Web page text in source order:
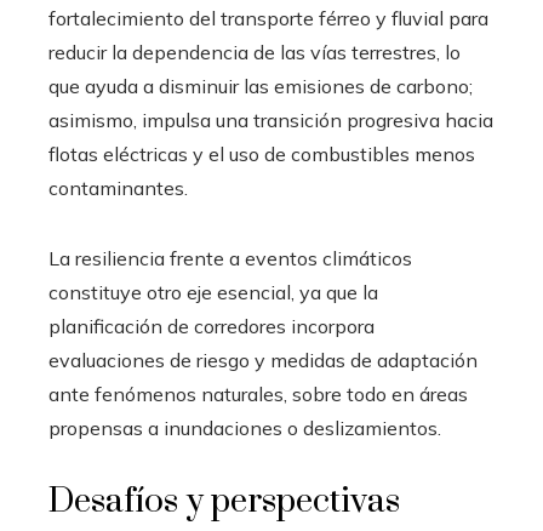
fortalecimiento del transporte férreo y fluvial para
reducir la dependencia de las vías terrestres, lo
que ayuda a disminuir las emisiones de carbono;
asimismo, impulsa una transición progresiva hacia
flotas eléctricas y el uso de combustibles menos
contaminantes.
La resiliencia frente a eventos climáticos
constituye otro eje esencial, ya que la
planificación de corredores incorpora
evaluaciones de riesgo y medidas de adaptación
ante fenómenos naturales, sobre todo en áreas
propensas a inundaciones o deslizamientos.
Desafíos y perspectivas